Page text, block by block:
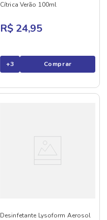
Cítrica Verão 100ml
R$ 24,95
+3 Comprar
Desinfetante Lysoform Aerosol